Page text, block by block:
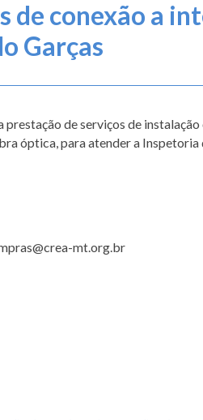
de conexão a
Garças
de serviços de
óptica, para atender a Inspetoria
mt.org.br